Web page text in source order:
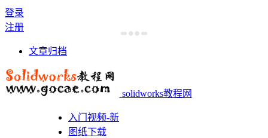
登录
注册
文章归档
solidworks教程网
入门视频-新
图纸下载